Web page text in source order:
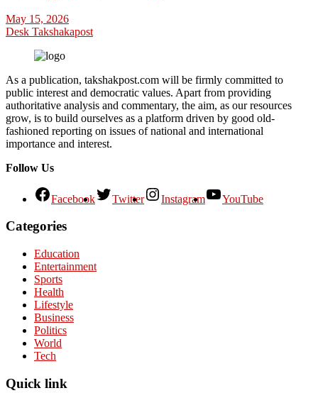
May 15, 2026
Desk Takshakapost
As a publication, takshakpost.com will be firmly committed to
public interest and democratic values. Apart from providing
authoritative analysis and commentary, the aim, as our resources
grow, is to build ourselves as a platform driven by good old-
fashioned reporting on issues of national and international
importance and interest.
Follow Us
Facebook Twitter Instagram YouTube
Categories
Education
Entertainment
Sports
Health
Lifestyle
Business
Politics
World
Tech
Quick link